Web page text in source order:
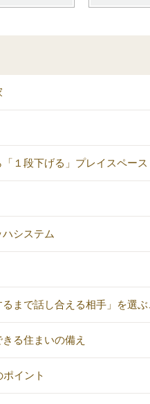
１段下げる」プレイスペース
システム
まで話し合える相手」を選
る住まいの備え
イント